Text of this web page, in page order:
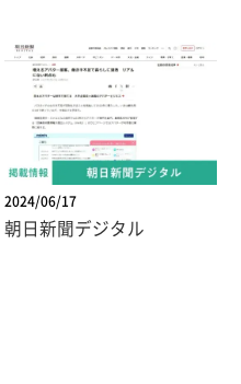
2024/06/17
朝日新聞デジタル